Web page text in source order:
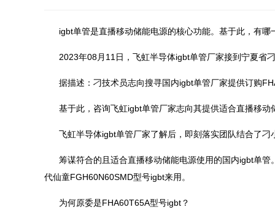
igbt单管是直播移动储能电源的核心功能。基于此，有
2023年08月11日，飞虹半导体igbt单管厂家接到宁夏省
据描述：刁技术员志向搜寻国内igbt单管厂家提供订购
基于此，咨询飞虹igbt单管厂家志向其提供适合直播移
飞虹半导体igbt单管厂家了解后，即刻落实团队结合了
筹谋符合的且适合直播移动储能电源使用的国内igbt单
代仙童FGH60N60SMD型号igbt来用。
为何原委是FHA60T65A型号igbt？